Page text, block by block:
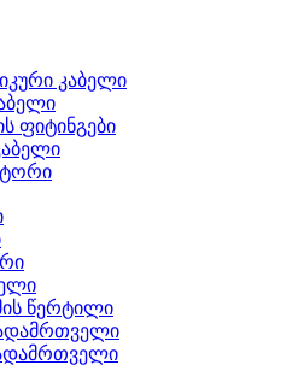
კაბელი
ფიტინგები
წერტილი